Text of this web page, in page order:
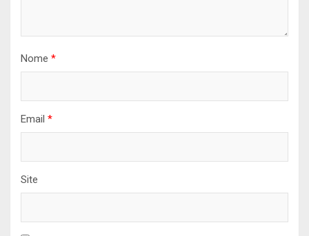
Nome *
Email *
Site